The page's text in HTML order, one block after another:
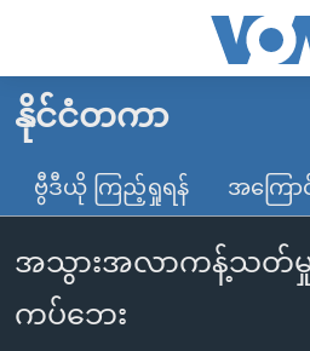
လွယ်ကူ
စေ
သည့်
များ
ပင်မ
မူလစာမျက်နှာ
မြန်မာ
ကမ္ဘာ့သတင်းများ
နိုင်ငံတကာ
အမေရိကန်
ဗွီဒီယို
သတင်းလွတ်လပ်ခွင့်
နိုင်ငံတကာ
ဗွီဒီယို ကြည့်ရှုရန် အကြော
အသွားအလာကန့်သတ်မှုနဲ့
ကပ်ဘေး